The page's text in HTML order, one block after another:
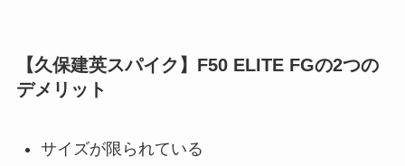
【久保建英スパイク】F50 ELITE FGの2つの
デメリット
サイズが限られている